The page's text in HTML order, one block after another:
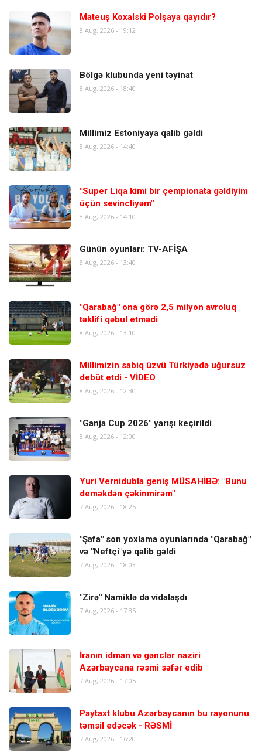
Mateuş Koxalski Polşaya qayıdır?
8 Aug, 2026 - 19:12
Bölgə klubunda yeni təyinat
8 Aug, 2026 - 18:40
Millimiz Estoniyaya qalib gəldi
8 Aug, 2026 - 14:40
"Super Liqa kimi bir çempionata gəldiyim
üçün sevincliyəm"
8 Aug, 2026 - 14:10
Günün oyunları: TV-AFİŞA
8 Aug, 2026 - 13:40
"Qarabağ" ona görə 2,5 milyon avroluq
təklifi qəbul etmədi
8 Aug, 2026 - 13:10
Millimizin sabiq üzvü Türkiyədə uğursuz
debüt etdi - VİDEO
8 Aug, 2026 - 12:30
"Ganja Cup 2026" yarışı keçirildi
8 Aug, 2026 - 12:00
Yuri Vernidubla geniş MÜSAHİBƏ: "Bunu
deməkdən çəkinmirəm"
7 Aug, 2026 - 18:25
"Şəfa" son yoxlama oyunlarında "Qarabağ"
və "Neftçi"yə qalib gəldi
7 Aug, 2026 - 18:03
"Zirə" Namiklə də vidalaşdı
7 Aug, 2026 - 17:35
İranın idman və gənclər naziri
Azərbaycana rəsmi səfər edib
7 Aug, 2026 - 17:05
Paytaxt klubu Azərbaycanın bu rayonunu
təmsil edəcək - RƏSMİ
7 Aug, 2026 - 16:20